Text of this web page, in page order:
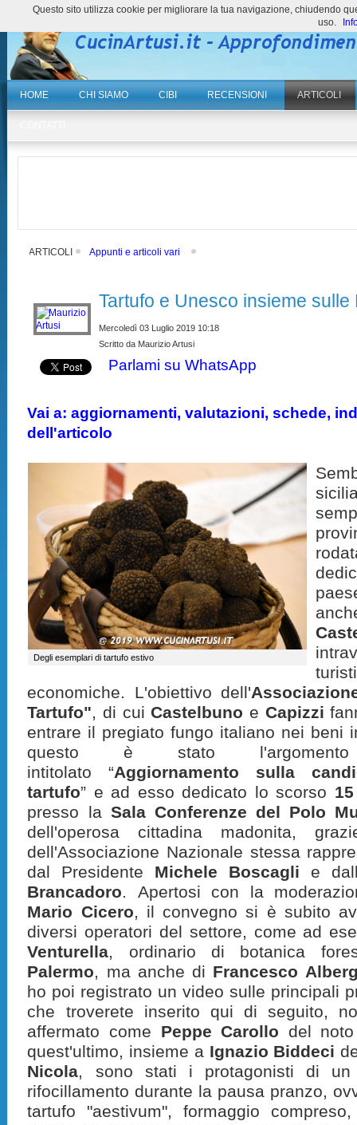
HOME CHI SIAMO CIBI RECENSIONI ARTICOLI
ARTICOLI Appunti e articoli vari
Tartufo e Unesco insieme sulle
Mercoledì 03 Luglio 2019 10:18
Scritto da Maurizio Artusi
Parlami su WhatsApp
Vai a: aggiornamenti, valutazioni, schede,
dell'articolo
Degli esemplari di tartufo estivo
economiche. L'obiettivo dell'
Tartufo", di cui Castelbuno e Capizzi
entrare il pregiato fungo italiano nei beni
questo è stato
intitolato “Aggiornamento sulla
tartufo” e ad esso dedicato lo scorso
presso la Sala Conferenze del Polo
dell'operosa cittadina madonita,
dell'Associazione Nazionale stessa
dal Presidente Michele Boscagli e
Brancadoro. Apertosi con la
Mario Cicero, il convegno si è subito
diversi operatori del settore, come ad
Venturella, ordinario di botanica
Palermo, ma anche di Francesco
ho poi registrato un video sulle principali
che troverete inserito qui di seguito,
affermato come Peppe Carollo del
quest'ultimo, insieme a Ignazio Biddeci
Nicola, sono stati i protagonisti di un
rifocillamento durante la pausa pranzo,
tartufo "aestivum", formaggio
Questo sito utilizza cookie per migliorare la tua navigazione, chiudendo
uso.